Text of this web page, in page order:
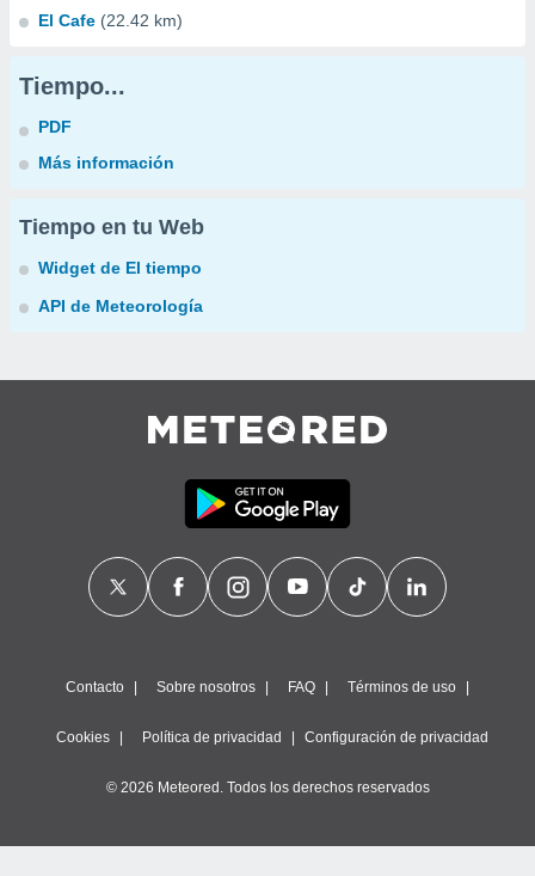
El Cafe (22.42 km)
Tiempo...
PDF
Más información
Tiempo en tu Web
Widget de El tiempo
API de Meteorología
Contacto Sobre nosotros FAQ Términos de uso
Cookies Política de privacidad Configuración de privacidad
© 2026 Meteored. Todos los derechos reservados